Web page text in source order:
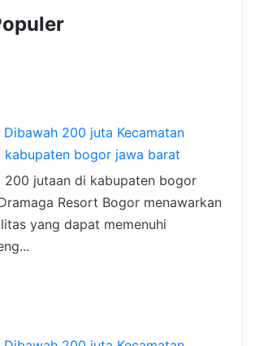
Dibawah 200 juta Kecamatan
kabupaten bogor jawa barat
200 jutaan di kabupaten bogor
Resort Bogor menawarkan
yang dapat memenuhi